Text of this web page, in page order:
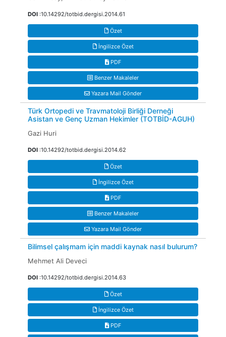
DOI :10.14292/totbid.dergisi.2014.61
Özet
İngilizce Özet
PDF
Benzer Makaleler
Yazara Mail Gönder
Türk Ortopedi ve Travmatoloji Birliği Derneği
Asistan ve Genç Uzman Hekimler (TOTBİD-AGUH)
Gazi Huri
DOI :10.14292/totbid.dergisi.2014.62
Özet
İngilizce Özet
PDF
Benzer Makaleler
Yazara Mail Gönder
Bilimsel çalışmam için maddi kaynak nasıl bulurum?
Mehmet Ali Deveci
DOI :10.14292/totbid.dergisi.2014.63
Özet
İngilizce Özet
PDF